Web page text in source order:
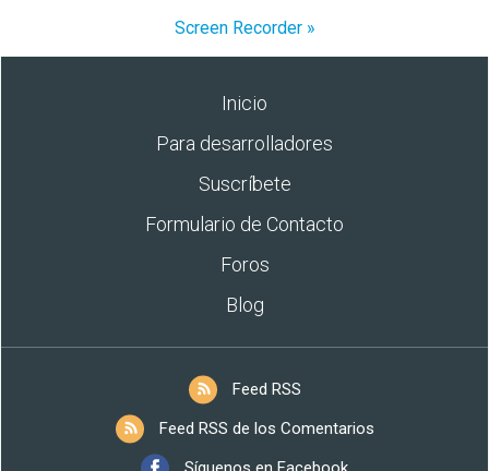
Screen Recorder »
Inicio
Para desarrolladores
Suscríbete
Formulario de Contacto
Foros
Blog
Feed RSS
Feed RSS de los Comentarios